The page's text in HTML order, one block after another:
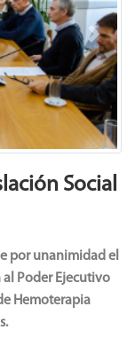
Next
Social
por unanimidad el
Poder Ejecutivo
Hemoterapia